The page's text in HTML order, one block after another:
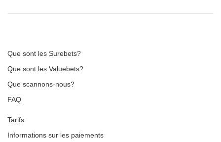
Que sont les Surebets?
Que sont les Valuebets?
Que scannons-nous?
FAQ
Tarifs
Informations sur les paiements